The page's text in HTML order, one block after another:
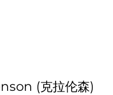
(克拉伦森)